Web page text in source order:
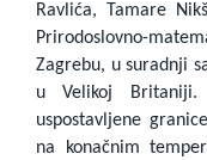
Ravlića, Tamare
Prirodoslovno-
Zagrebu, u suradnji
u Velikoj
uspostavljene
na konačnim